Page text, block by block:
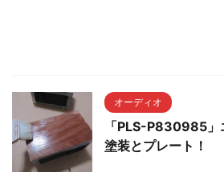
オーディオ
「PLS-P830985」
塗装とプレート！